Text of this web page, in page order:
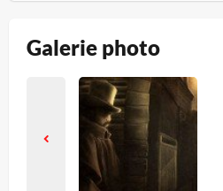
Galerie photo